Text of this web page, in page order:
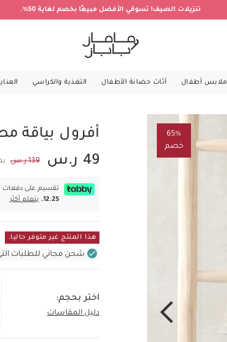
تنزيلات الصيف! تسوقي الأفضل مبيعًا بخصم لغاية 50%.
ملابس أطفال أثاث حضانة الأطفال التغذية والكراسي
65%
خصم
أفرول بياقة
49 ر.س
139 ر.س
تقسيم على دفعات 4 بدون فوائد بقيمة
12.25.
يتعلم أكثر
هذا المنتج غير متوفر حاليا.
شحن مجاني للطلبات التي تزيد عن 400 ر.س
اختر بحجم:
دليل المقاسات
3-6 Months